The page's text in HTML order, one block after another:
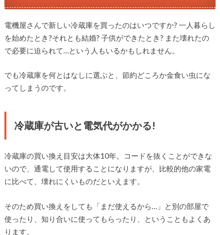
電機屋さんで新しい冷蔵庫を買ったのはいつですか? 一人暮らし
を始めたとき?それとも結婚? 子供ができたとき? また壊れたの
で必要に迫られて…という人もいるかもしれません。
でも冷蔵庫を何とはなしに選ぶと、節約どころか金食い虫にな
ってしまうのです。
冷蔵庫が古いと電気代がかかる!
冷蔵庫の買い換え目安は大体10年。コードを抜くことができな
いので、通電して使用することになりますが、比較的他の家電
に比べて、壊れにくいものだといえます。
そのため買い換えをしても「まだ使えるから…」と別の部屋で
使ったり、知り合いに使ってもらったり、ということもよくあ
ります。